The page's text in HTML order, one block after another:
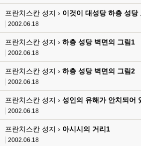
프란치스칸 성지 › 이것이 대성당 하층 성당
2002.06.18
프란치스칸 성지 › 하층 성당 벽면의 그림1
2002.06.18
프란치스칸 성지 › 하층 성당 벽면의 그림2
2002.06.18
프란치스칸 성지 › 성인의 유해가 안치되어
2002.06.18
프란치스칸 성지 › 아시시의 거리1
2002.06.18